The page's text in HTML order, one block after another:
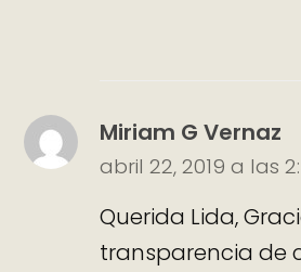
Miriam G Vernaz
abril 22, 2019 a las
Querida Lida,
transparencia de